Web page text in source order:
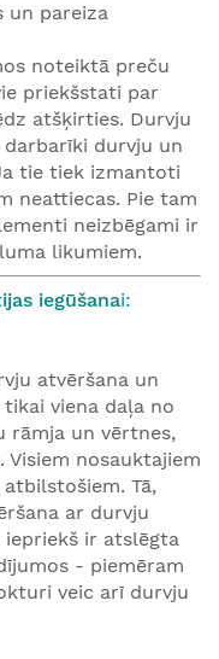
un pareiza
noteiktā preču
priekšstati par
atšķirties. Durvju
durvju un
tie tiek izmantoti
neattiecas. Pie tam
neizbēgami ir
likumiem.
iegūšanai:
atvēršana un
viena daļa no
rāmja un vērtnes,
Visiem nosauktajiem
Tā,
ar durvju
ir atslēgta
- piemēram
veic arī durvju